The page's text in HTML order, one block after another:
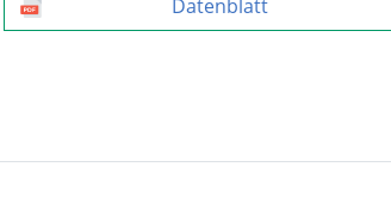
Datenblatt